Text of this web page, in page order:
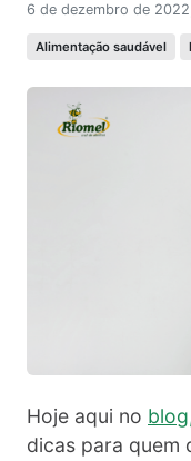
6 de dezembro de
Alimentação saudável
Hoje aqui no
dicas para quem